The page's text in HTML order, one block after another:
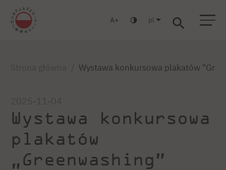
A pl
Wystawa konkursowa plakatów
Wystawa konkursowa
plakatów
„Greenwashing”